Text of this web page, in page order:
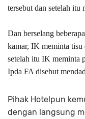
tersebut dan setelah itu
Dan berselang
kamar, IK meminta tisu
setelah itu IK meminta
Ipda FA disebut
Pihak Hotelpun
dengan langsung